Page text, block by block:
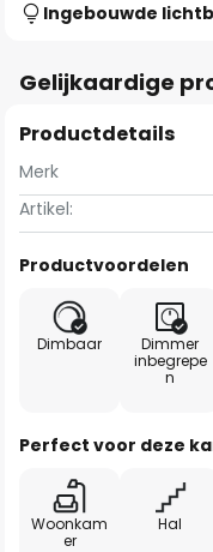
Ingebouwde
Gelijkaardige
Productdetails
Merk
Artikel:
Productvoordelen
Dimbaar
Dimmer
inbegrepe
n
Perfect voor deze
Woonkam
er
Hal